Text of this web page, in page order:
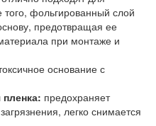
того, фольгированный слой
предотвращая ее
при монтаже и
основание с
предохраняет
легко снимается